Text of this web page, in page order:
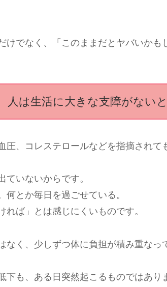
けでなく、「このままだとヤバいか
人は生活に大きな支障がない
、コレステロールなどを指摘されて
いないからです。
とか毎日を過ごせている。
ば」とは感じにくいものです。
く、少しずつ体に負担が積み重なっ
も、ある日突然起こるものではあり